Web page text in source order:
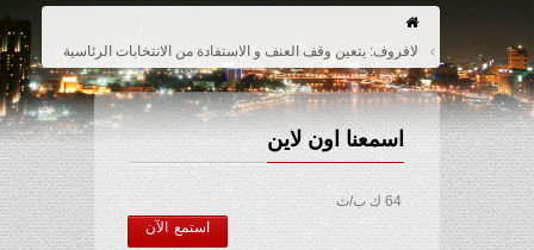
لافروف: يتعين وقف العنف و الاستفادة من الانتخابات الرئاسية
اسمعنا اون لاين
64 ك ب/ث
استمع الآن